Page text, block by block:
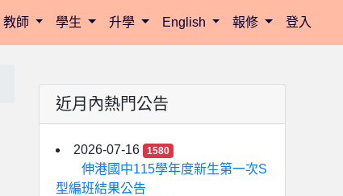
教師 學生 升學 English 報修 登入
近月內熱門公告
2026-07-16 1580
伸港國中115學年度新生第一次S
型編班結果公告